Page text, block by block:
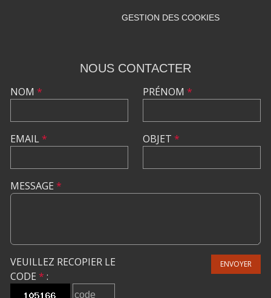
GESTION DES COOKIES
NOUS CONTACTER
NOM *
EMAIL*
PRÉNOM *
OBJET *
MESSAGE *
VEUILLEZ RECOPIER LE
CODE * :
ENVOYER